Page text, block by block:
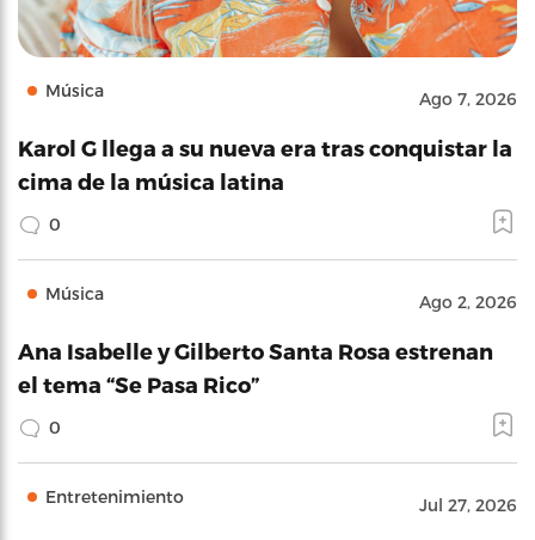
Música Ago 7, 2026
Karol G llega a su nueva era tras conquistar la
cima de la música latina
0
Música Ago 2, 2026
Ana Isabelle y Gilberto Santa Rosa estrenan
el tema “Se Pasa Rico”
0
Entretenimiento Jul 27, 2026